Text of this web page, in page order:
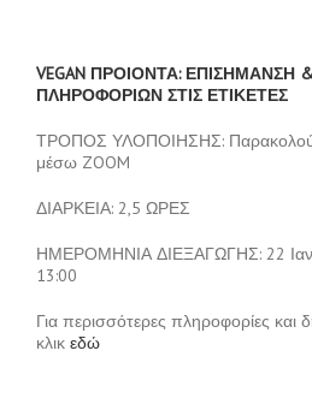
VEGAN ΠΡΟΙΟΝΤΑ: ΕΠΙΣΗΜΑΝΣΗ
ΠΛΗΡΟΦΟΡΙΩΝ ΣΤΙΣ ΕΤΙΚΕΤΕΣ
ΤΡΟΠΟΣ ΥΛΟΠΟΙΗΣΗΣ:
μέσω ZOOM
ΔΙΑΡΚΕΙΑ: 2,5 ΩΡΕΣ
ΗΜΕΡΟΜΗΝΙΑ ΔΙΕΞΑΓΩΓΗΣ: 22
13:00
Για περισσότερες πληροφορίες
κλικ εδώ